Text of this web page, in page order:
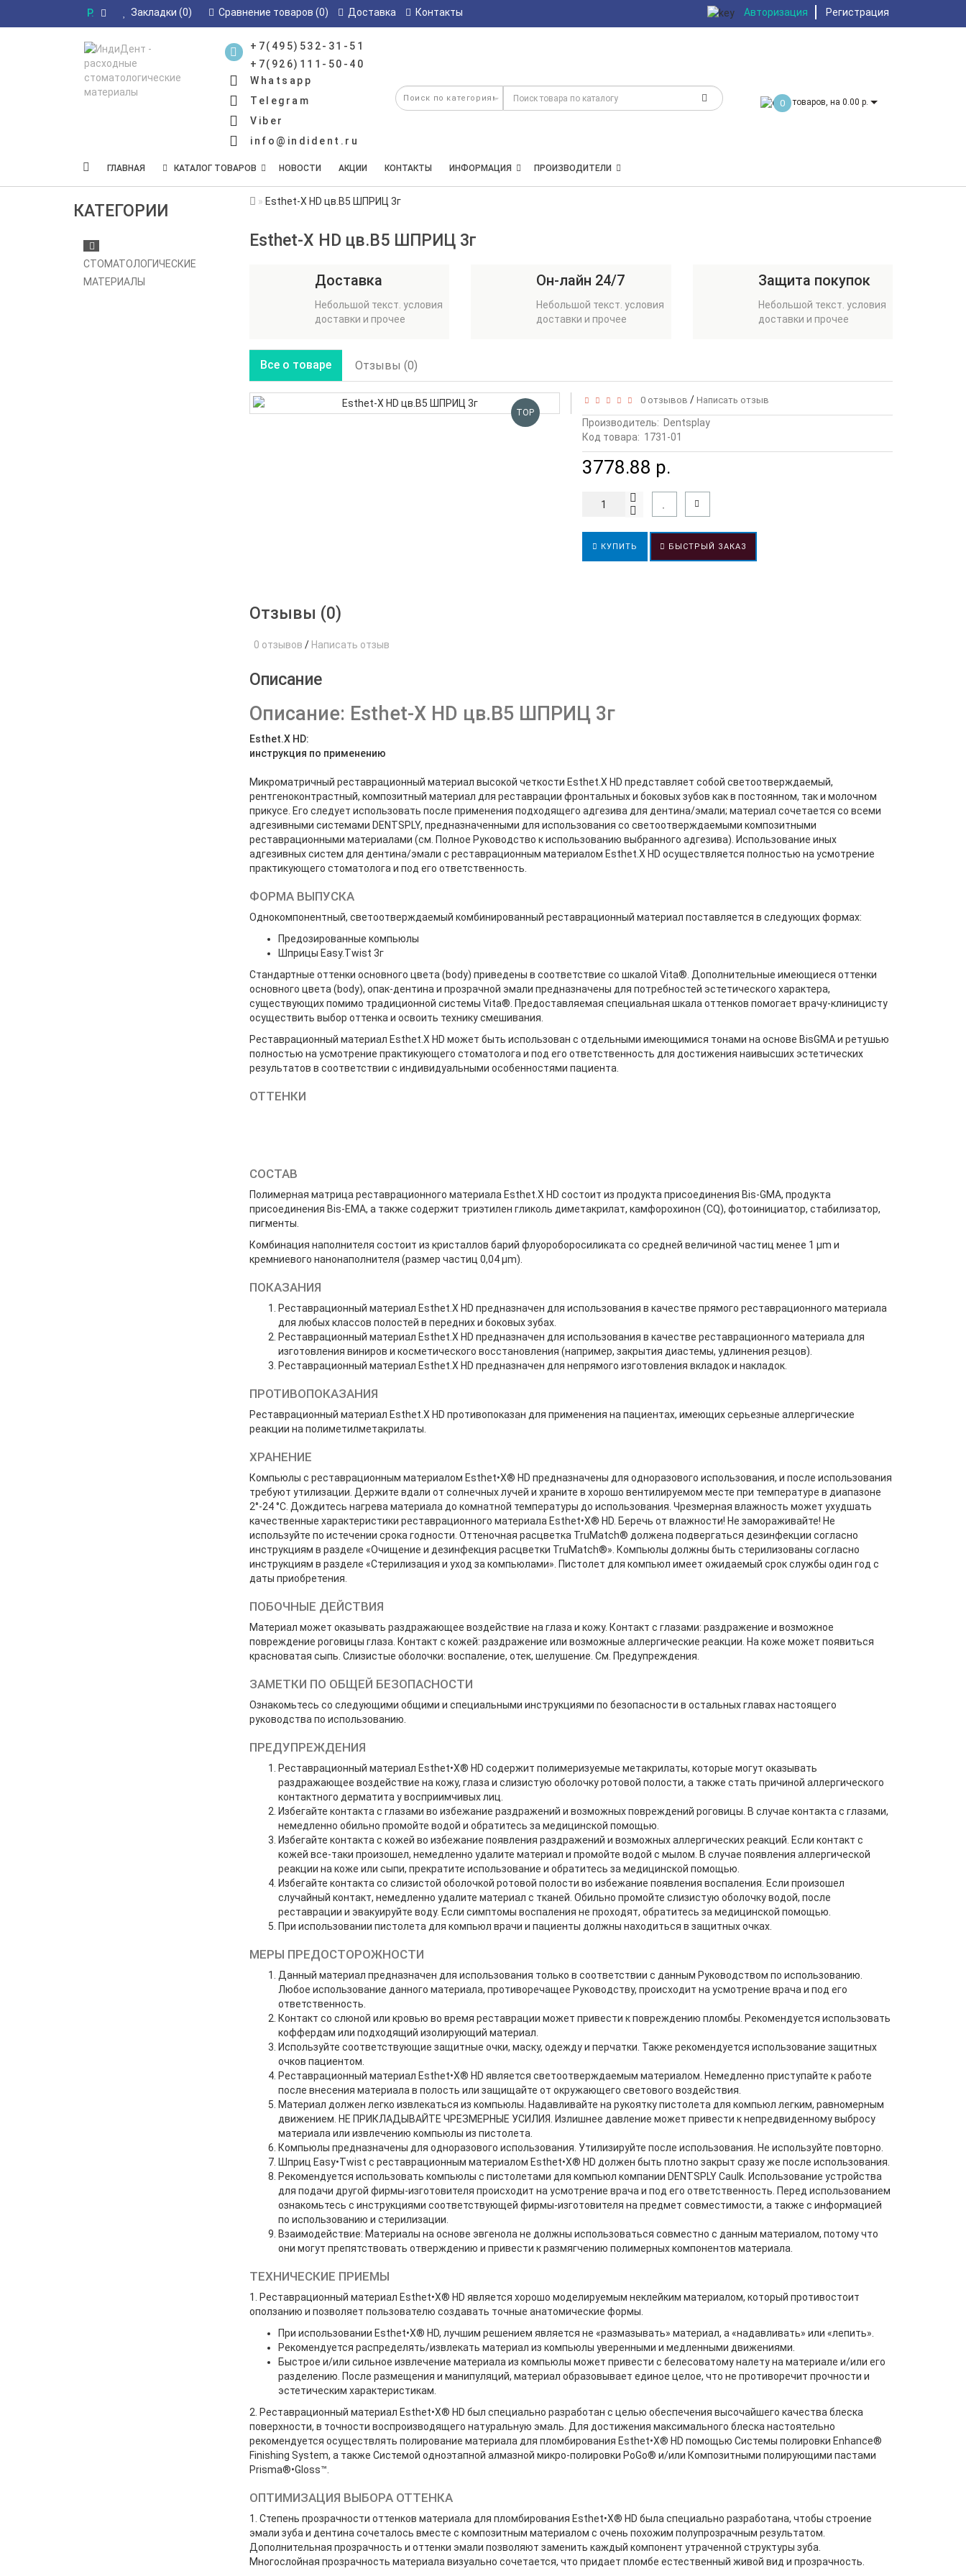
Р. Закладки (0) Сравнение товаров (0) Доставка Контакты Авторизация Регистрация
+7(495)532-31-51
+7(926)111-50-40
Whatsapp
Telegram
Viber
info@indident.ru
0 товаров, на 0.00 р.
ГЛАВНАЯ КАТАЛОГ ТОВАРОВ НОВОСТИ АКЦИИ КОНТАКТЫ ИНФОРМАЦИЯ ПРОИЗВОДИТЕЛИ
КАТЕГОРИИ
СТОМАТОЛОГИЧЕСКИЕ
МАТЕРИАЛЫ
Esthet-X HD цв.В5 ШПРИЦ 3г
Esthet-X HD цв.В5 ШПРИЦ 3г
Доставка
Небольшой текст. условия
доставки и прочее
Он-лайн 24/7
Небольшой текст. условия
доставки и прочее
Защита покупок
Небольшой текст. условия
доставки и прочее
Все о товаре Отзывы (0)
TOP
0 отзывов / Написать отзыв
Производитель: Dentsplay
Код товара: 1731-01
3778.88 р.
КУПИТЬ БЫСТРЫЙ ЗАКАЗ
Отзывы (0)
0 отзывов / Написать отзыв
Описание
Описание: Esthet-X HD цв.В5 ШПРИЦ 3г
Esthet.X HD:
инструкция по применению
Микроматричный реставрационный материал высокой четкости Esthet.X HD представляет собой светоотверждаемый,
рентгеноконтрастный, композитный материал для реставрации фронтальных и боковых зубов как в постоянном, так и молочном
прикусе. Его следует использовать после применения подходящего адгезива для дентина/эмали; материал сочетается со всеми
адгезивными системами DENTSPLY, предназначенными для использования со светоотверждаемыми композитными
реставрационными материалами (см. Полное Руководство к использованию выбранного адгезива). Использование иных
адгезивных систем для дентина/эмали с реставрационным материалом Esthet.X HD осуществляется полностью на усмотрение
практикующего стоматолога и под его ответственность.
ФОРМА ВЫПУСКА
Однокомпонентный, светоотверждаемый комбинированный реставрационный материал поставляется в следующих формах:
Предозированные компьюлы
Шприцы Easy.Twist 3г
Стандартные оттенки основного цвета (body) приведены в соответствие со шкалой Vita®. Дополнительные имеющиеся оттенки
основного цвета (body), опак-дентина и прозрачной эмали предназначены для потребностей эстетического характера,
существующих помимо традиционной системы Vita®. Предоставляемая специальная шкала оттенков помогает врачу-клиницисту
осуществить выбор оттенка и освоить технику смешивания.
Реставрационный материал Esthet.X HD может быть использован с отдельными имеющимися тонами на основе BisGMA и ретушью
полностью на усмотрение практикующего стоматолога и под его ответственность для достижения наивысших эстетических
результатов в соответствии с индивидуальными особенностями пациента.
ОТТЕНКИ
СОСТАВ
Полимерная матрица реставрационного материала Esthet.X HD состоит из продукта присоединения Bis-GMA, продукта
присоединения Bis-EMA, а также содержит триэтилен гликоль диметакрилат, камфорохинон (CQ), фотоинициатор, стабилизатор,
пигменты.
Комбинация наполнителя состоит из кристаллов барий флуороборосиликата со средней величиной частиц менее 1 µm и
кремниевого нанонаполнителя (размер частиц 0,04 µm).
ПОКАЗАНИЯ
Реставрационный материал Esthet.X HD предназначен для использования в качестве прямого реставрационного материала
для любых классов полостей в передних и боковых зубах.
Реставрационный материал Esthet.X HD предназначен для использования в качестве реставрационного материала для
изготовления виниров и косметического восстановления (например, закрытия диастемы, удлинения резцов).
Реставрационный материал Esthet.X HD предназначен для непрямого изготовления вкладок и накладок.
ПРОТИВОПОКАЗАНИЯ
Реставрационный материал Esthet.X HD противопоказан для применения на пациентах, имеющих серьезные аллергические
реакции на полиметилметакрилаты.
ХРАНЕНИЕ
Компьюлы с реставрационным материалом Esthet•X® HD предназначены для одноразового использования, и после использования
требуют утилизации. Держите вдали от солнечных лучей и храните в хорошо вентилируемом месте при температуре в диапазоне
2°-24 °C. Дождитесь нагрева материала до комнатной температуры до использования. Чрезмерная влажность может ухудшать
качественные характеристики реставрационного материала Esthet•X® HD. Беречь от влажности! Не замораживайте! Не
используйте по истечении срока годности. Оттеночная расцветка TruMatch® должена подвергаться дезинфекции согласно
инструкциям в разделе «Очищение и дезинфекция расцветки TruMatch®». Компьюлы должны быть стерилизованы согласно
инструкциям в разделе «Стерилизация и уход за компьюлами». Пистолет для компьюл имеет ожидаемый срок службы один год с
даты приобретения.
ПОБОЧНЫЕ ДЕЙСТВИЯ
Материал может оказывать раздражающее воздействие на глаза и кожу. Контакт с глазами: раздражение и возможное
повреждение роговицы глаза. Контакт с кожей: раздражение или возможные аллергические реакции. На коже может появиться
красноватая сыпь. Слизистые оболочки: воспаление, отек, шелушение. См. Предупреждения.
ЗАМЕТКИ ПО ОБЩЕЙ БЕЗОПАСНОСТИ
Ознакомьтесь со следующими общими и специальными инструкциями по безопасности в остальных главах настоящего
руководства по использованию.
ПРЕДУПРЕЖДЕНИЯ
Реставрационный материал Esthet•X® HD содержит полимеризуемые метакрилаты, которые могут оказывать
раздражающее воздействие на кожу, глаза и слизистую оболочку ротовой полости, а также стать причиной аллергического
контактного дерматита у восприимчивых лиц.
Избегайте контакта с глазами во избежание раздражений и возможных повреждений роговицы. В случае контакта с глазами,
немедленно обильно промойте водой и обратитесь за медицинской помощью.
Избегайте контакта с кожей во избежание появления раздражений и возможных аллергических реакций. Если контакт с
кожей все-таки произошел, немедленно удалите материал и промойте водой с мылом. В случае появления аллергической
реакции на коже или сыпи, прекратите использование и обратитесь за медицинской помощью.
Избегайте контакта со слизистой оболочкой ротовой полости во избежание появления воспаления. Если произошел
случайный контакт, немедленно удалите материал с тканей. Обильно промойте слизистую оболочку водой, после
реставрации и эвакуируйте воду. Если симптомы воспаления не проходят, обратитесь за медицинской помощью.
При использовании пистолета для компьюл врачи и пациенты должны находиться в защитных очках.
МЕРЫ ПРЕДОСТОРОЖНОСТИ
Данный материал предназначен для использования только в соответствии с данным Руководством по использованию.
Любое использование данного материала, противоречащее Руководству, происходит на усмотрение врача и под его
ответственность.
Контакт со слюной или кровью во время реставрации может привести к повреждению пломбы. Рекомендуется использовать
коффердам или подходящий изолирующий материал.
Используйте соответствующие защитные очки, маску, одежду и перчатки. Также рекомендуется использование защитных
очков пациентом.
Реставрационный материал Esthet•X® HD является светоотверждаемым материалом. Немедленно приступайте к работе
после внесения материала в полость или защищайте от окружающего светового воздействия.
Материал должен легко извлекаться из компьюлы. Надавливайте на рукоятку пистолета для компьюл легким, равномерным
движением. НЕ ПРИКЛАДЫВАЙТЕ ЧРЕЗМЕРНЫЕ УСИЛИЯ. Излишнее давление может привести к непредвиденному выбросу
материала или извлечению компьюлы из пистолета.
Компьюлы предназначены для одноразового использования. Утилизируйте после использования. Не используйте повторно.
Шприц Easy•Twist с реставрационным материалом Esthet•X® HD должен быть плотно закрыт сразу же после использования.
Рекомендуется использовать компьюлы с пистолетами для компьюл компании DENTSPLY Caulk. Использование устройства
для подачи другой фирмы-изготовителя происходит на усмотрение врача и под его ответственность. Перед использованием
ознакомьтесь с инструкциями соответствующей фирмы-изготовителя на предмет совместимости, а также с информацией
по использованию и стерилизации.
Взаимодействие: Материалы на основе эвгенола не должны использоваться совместно с данным материалом, потому что
они могут препятствовать отверждению и привести к размягчению полимерных компонентов материала.
ТЕХНИЧЕСКИЕ ПРИЕМЫ
1. Реставрационный материал Esthet•X® HD является хорошо моделируемым неклейким материалом, который противостоит
оползанию и позволяет пользователю создавать точные анатомические формы.
При использовании Esthet•X® HD, лучшим решением является не «размазывать» материал, а «надавливать» или «лепить».
Рекомендуется распределять/извлекать материал из компьюлы уверенными и медленными движениями.
Быстрое и/или сильное извлечение материала из компьюлы может привести с белесоватому налету на материале и/или его
разделению. После размещения и манипуляций, материал образовывает единое целое, что не противоречит прочности и
эстетическим характеристикам.
2. Реставрационный материал Esthet•X® HD был специально разработан с целью обеспечения высочайшего качества блеска
поверхности, в точности воспроизводящего натуральную эмаль. Для достижения максимального блеска настоятельно
рекомендуется осуществлять полирование материала для пломбирования Esthet•X® HD помощью Системы полировки Enhance®
Finishing System, а также Системой одноэтапной алмазной микро-полировки PoGo® и/или Композитными полирующими пастами
Prisma®•Gloss™.
ОПТИМИЗАЦИЯ ВЫБОРА ОТТЕНКА
1. Степень прозрачности оттенков материала для пломбирования Esthet•X® HD была специально разработана, чтобы строение
эмали зуба и дентина сочеталось вместе с композитным материалом с очень похожим полупрозрачным результатом.
Дополнительная прозрачность и оттенки эмали позволяют заменить каждый компонент утраченной структуры зуба.
Многослойная прозрачность материала визуально сочетается, что придает пломбе естественный живой вид и прозрачность.